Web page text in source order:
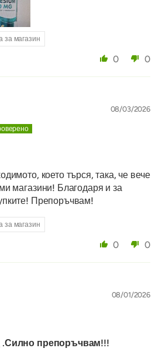
за магазин
0 0
08/03/2026
което търся, така, че вече
магазини! Благодаря и за
Препоръчвам!
за магазин
0 0
08/01/2026
.Силно препоръчвам!!!